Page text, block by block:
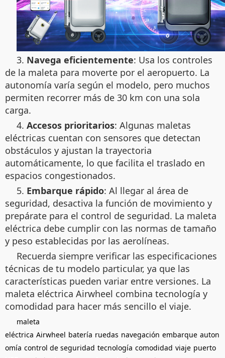
3. Navega eficientemente: Usa los controles
de la maleta para moverte por el aeropuerto. La
autonomía varía según el modelo, pero muchos
permiten recorrer más de 30 km con una sola
carga.
4. Accesos prioritarios: Algunas maletas
eléctricas cuentan con sensores que detectan
obstáculos y ajustan la trayectoria
automáticamente, lo que facilita el traslado en
espacios congestionados.
5. Embarque rápido: Al llegar al área de
seguridad, desactiva la función de movimiento y
prepárate para el control de seguridad. La maleta
eléctrica debe cumplir con las normas de tamaño
y peso establecidas por las aerolíneas.
Recuerda siempre verificar las especificaciones
técnicas de tu modelo particular, ya que las
características pueden variar entre versiones. La
maleta eléctrica Airwheel combina tecnología y
comodidad para hacer más sencillo el viaje.
maleta
eléctrica Airwheel batería ruedas navegación embarque auton
omía control de seguridad tecnología comodidad viaje puerto